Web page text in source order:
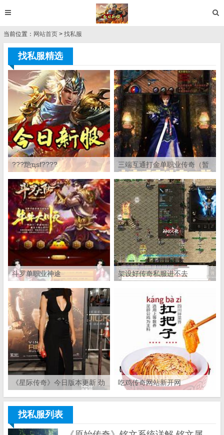
当前位置： 网站首页 > 找私服
找私服精选
???䵥ְҵsf????
三端互通打金单职业传奇（暂
未上线）
斗罗单职业神途 架设好传奇私服进不去
《星际传奇》今日版本更新 劲
爆新内容星际传奇单职业版本
全新亮相
吃鸡传奇网站新开网
找私服列表